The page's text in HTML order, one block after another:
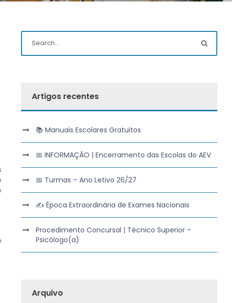
Artigos recentes
📚 Manuais Escolares Gratuitos
📅 INFORMAÇÃO | Encerramento das Escolas do AEV
📅 Turmas – Ano Letivo 26/27
✍️ Época Extraordinária de Exames Nacionais
Procedimento Concursal | Técnico Superior –
Psicólogo(a)
Arquivo